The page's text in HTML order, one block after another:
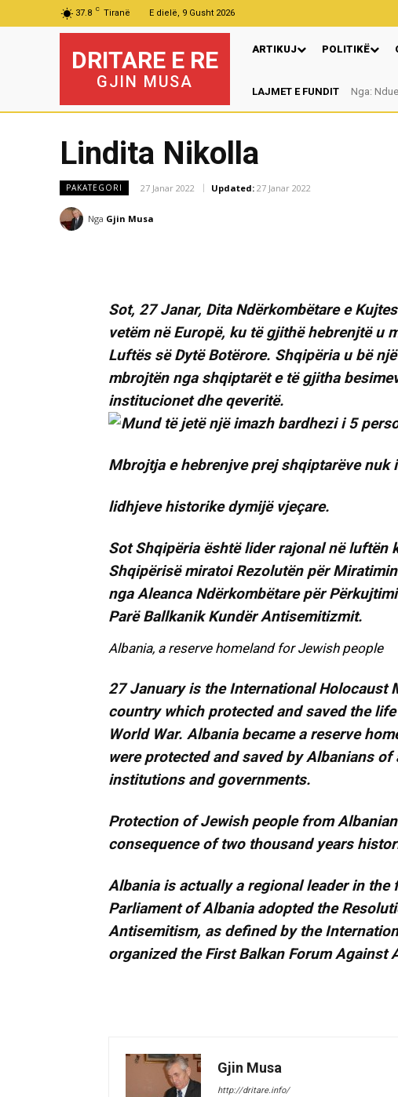
37.8 C Tiranë E dielë, 9 Gusht 2026
DRITARE E RE
GJIN MUSA
ARTIKUJ POLITIKË
LAJMET E FUNDIT Nga:Autore
Lindita Nikolla
PAKATEGORI 27 Janar 2022 Updated: 27 Janar 2022
Nga Gjin Musa
Sot, 27 Janar, Dita Ndërkombëtare e
vetëm në Europë, ku të gjithë hebrenjtë u
Luftës së Dytë Botërore. Shqipëria u bë
mbrojtën nga shqiptarët e të gjitha
institucionet dhe qeveritë.
Mbrojtja e hebrenjve prej shqiptarëve
lidhjeve historike dymijë vjeçare.
Sot Shqipëria është lider rajonal në
Shqipërisë miratoi Rezolutën për
nga Aleanca Ndërkombëtare për
Parë Ballkanik Kundër Antisemitizmit.
Albania, a reserve homeland for Jewish people
27 January is the International Holocaust
country which protected and saved the
World War. Albania became a reserve
were protected and saved by Albanians
institutions and governments.
Protection of Jewish people from
consequence of two thousand years
Albania is actually a regional leader in
Parliament of Albania adopted the
Antisemitism, as defined by the
organized the First Balkan Forum Against
Gjin Musa
http://dritare.info/